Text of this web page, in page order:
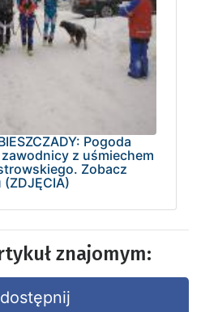
Pogoda
z uśmiechem
Zobacz
(ZDJĘCIA)
znajomym: